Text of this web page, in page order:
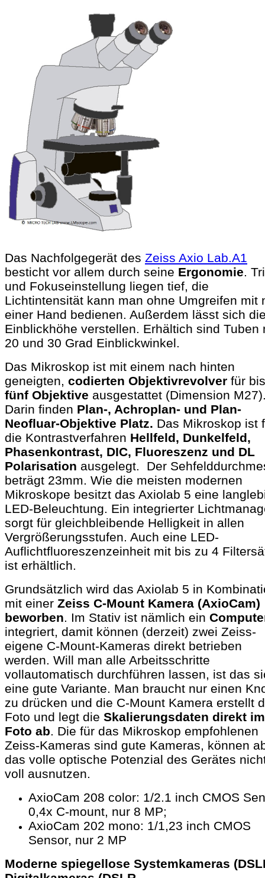
Das Nachfolgegerät des Zeiss Axio Lab.A1
besticht vor allem durch seine Ergonomie.
und Fokuseinstellung liegen tief, die
Lichtintensität kann man ohne Umgreifen mit
einer Hand bedienen. Außerdem lässt sich
Einblickhöhe verstellen. Erhältich sind Tuben
20 und 30 Grad Einblickwinkel.
Das Mikroskop ist mit einem nach hinten
geneigten, codierten Objektivrevolver für
fünf Objektive ausgestattet (Dimension
Darin finden Plan-, Achroplan- und Plan-
Neofluar-Objektive Platz. Das Mikroskop ist
die Kontrastverfahren Hellfeld, Dunkelfeld,
Phasenkontrast, DIC, Fluoreszenz und DL
Polarisation ausgelegt. Der
beträgt 23mm. Wie die meisten modernen
Mikroskope besitzt das Axiolab 5 eine
LED-Beleuchtung. Ein integrierter
sorgt für gleichbleibende Helligkeit in allen
Vergrößerungsstufen. Auch eine LED-
Auflichtfluoreszenzeinheit mit bis zu 4
ist erhältlich.
Grundsätzlich wird das Axiolab 5 in
mit einer Zeiss C-Mount Kamera (AxioCam)
beworben. Im Stativ ist nämlich ein
integriert, damit können (derzeit) zwei Zeiss-
eigene C-Mount-Kameras direkt betrieben
werden. Will man alle Arbeitsschritte
vollautomatisch durchführen lassen, ist das
eine gute Variante. Man braucht nur einen
zu drücken und die C-Mount Kamera erstellt
Foto und legt die Skalierungsdaten direkt im
Foto ab. Die für das Mikroskop empfohlenen
Zeiss-Kameras sind gute Kameras, können
das volle optische Potenzial des Gerätes
voll ausnutzen.
AxioCam 208 color: 1/2.1 inch CMOS
0,4x C-mount, nur 8 MP;
AxioCam 202 mono: 1/1,23 inch CMOS
Sensor, nur 2 MP
Moderne spiegellose Systemkameras